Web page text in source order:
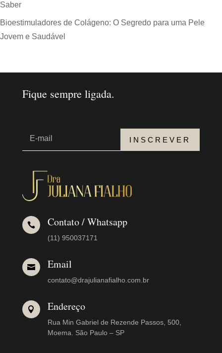
Saber
Bioestimuladores de Colágeno: O Segredo para uma Pele
Jovem e Saudável
Fique sempre ligada.
INSCREVER
 Contato / Whatsapp
(11) 950037171
 Email
contato@drajulianafialho.com.br
 Endereço
Rua Min Gabriel de Rezende Passos, 500,
Moema. São Paulo – SP